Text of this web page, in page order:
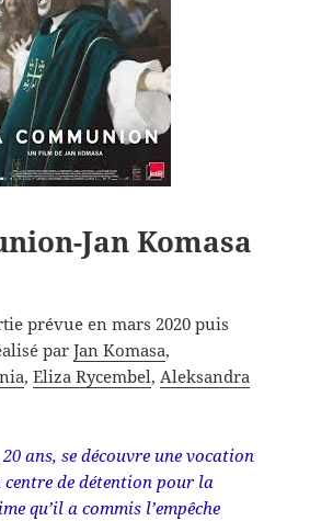
Jan Komasa
prévue en mars 2020 puis
parJan Komasa,
,Eliza Rycembel,Aleksandra
ans, se découvre une vocation
de détention pour la
qu’il a commis l’empêche